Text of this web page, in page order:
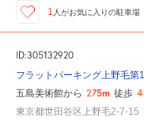
1 人がお気に入りの駐車場
ID:305132920
フラットパーキング上野毛第1
五島美術館から 275m 徒歩 4
東京都世田谷区上野毛2-7-15